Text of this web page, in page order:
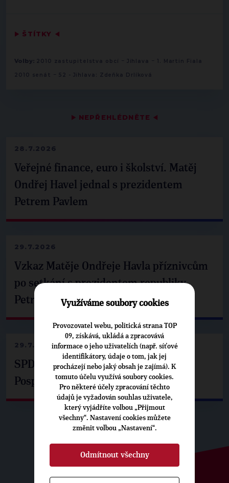
▶ NEPŘEHLÉDNĚTE ◀
28.7.2026
Veřejné finance, euro i školství. Matěj
Ondřej Havel jednal s prezidentem
Petrem Pavlem
29.7.2026
Vzkaz Matěje Ondřeje Havla příznivcům
po setkání s prezidentem republiky
Petrem Pavlem
29.7.2026
SPD už není ve zprávě o extremismu.
Pospíšil: Je tu pachuť
▶ ŠTÍTKY ◀
Volby: 2010 zastupitelstva obcí - Jihlava - 1. Martin Fiala
2010 senát - 52 - Jihlava: Zdeňka Drlíková
Využíváme soubory cookies
Provozovatel webu, politická strana TOP
09, získává, ukládá a zpracovává
informace o jeho uživatelích (např. síťové
identifikátory, údaje o tom, jak jej
procházejí nebo jaký obsah je zajímá). K
tomuto účelu využívá soubory cookies.
Pro některé účely zpracování těchto
údajů je vyžadován souhlas uživatele,
který vyjádříte volbou „Přijmout
všechny“. Nastavení cookies můžete
změnit volbou „Nastavení“.
Odmítnout všechny